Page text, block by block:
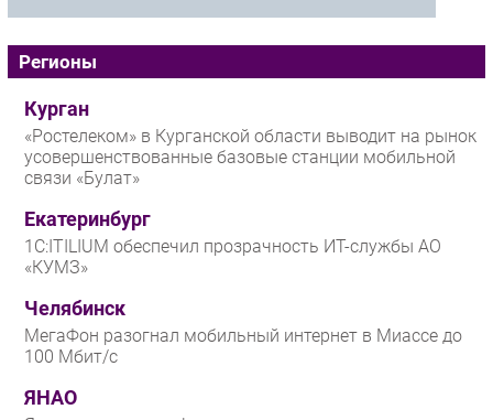
Регионы
Курган
«Ростелеком» в Курганской области выводит на рынок
усовершенствованные базовые станции мобильной
связи «Булат»
Екатеринбург
1С:ITILIUM обеспечил прозрачность ИТ-службы АО
«КУМЗ»
Челябинск
МегаФон разогнал мобильный интернет в Миассе до
100 Мбит/с
ЯНАО